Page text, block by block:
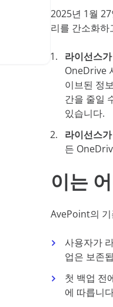
2025년 1월
리를 간소화
라이선스
OneDrive
이브된 정
간을 줄일
있습니다.
라이선스
든
이는
AvePoint의 기
사용자가
업은 보존
첫 백업 전
에 따릅니